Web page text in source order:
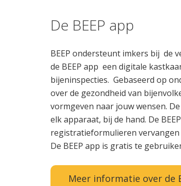
De BEEP app
BEEP ondersteunt imkers bij de
de BEEP app een digitale
bijeninspecties. Gebaseerd op
over de gezondheid van
vormgeven naar jouw wensen.
elk apparaat, bij de hand. De
registratieformulieren
De BEEP app is gratis te
Meer informatie over de